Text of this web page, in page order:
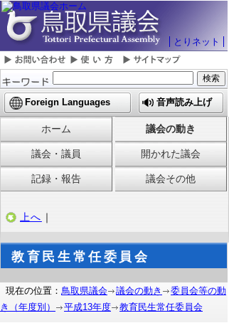
とりネット
Foreign Languages 音声読み上げ
ホーム 議会の動き
議会・議員 開かれた議会
記録・報告 議会その他
上へ ｜
教育民生常任委員会
現在の位置： 鳥取県議会 議会の動き
委員会等の動
き（年度別）
平成13年度 教育民生常任委員会